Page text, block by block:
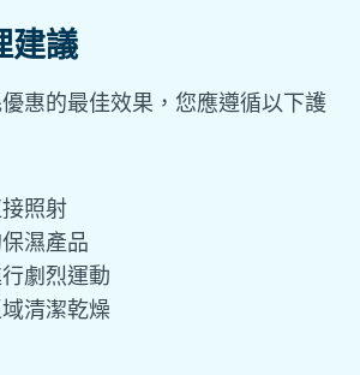
建議
惠的最佳效果，您應遵循以下護
照射
濕產品
劇烈運動
清潔乾燥